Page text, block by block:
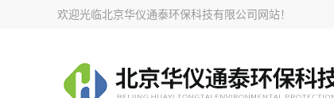
欢迎光临北京华仪通泰环保科技有限公司网站！